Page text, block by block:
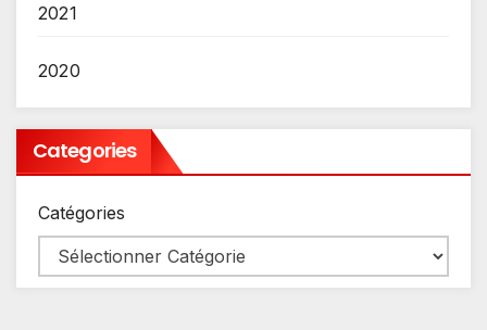
2021
2020
Categories
Catégories